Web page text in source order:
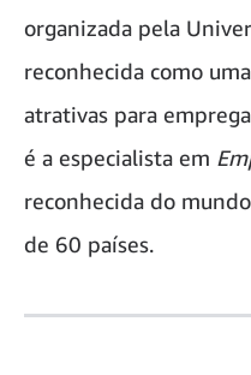
organizada pela
reconhecida como
atrativas para
é a especialista em
reconhecida do
de 60 países.